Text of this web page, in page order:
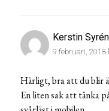
Kerstin Syrén
9 februari, 2018
Härligt, bra att du blir
En liten sak att tänka